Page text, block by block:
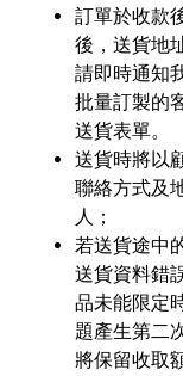
訂單於收款
後，送貨地
請即時通知
批量訂製的
送貨表單。
送貨時將以
聯絡方式及
人；
若送貨途中
送貨資料錯
品未能限定
題產生第二
將保留收取